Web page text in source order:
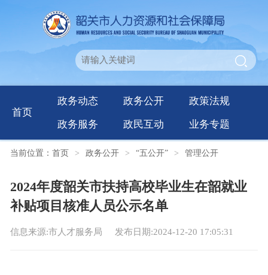
首页
政务动态 政务公开 政策法规
政务服务 政民互动 业务专题
当前位置： 首页 > 政务公开 > “五公开” > 管理公开
2024年度韶关市扶持高校毕业生在韶就业
补贴项目核准人员公示名单
信息来源:市人才服务局 发布日期:2024-12-20 17:05:31